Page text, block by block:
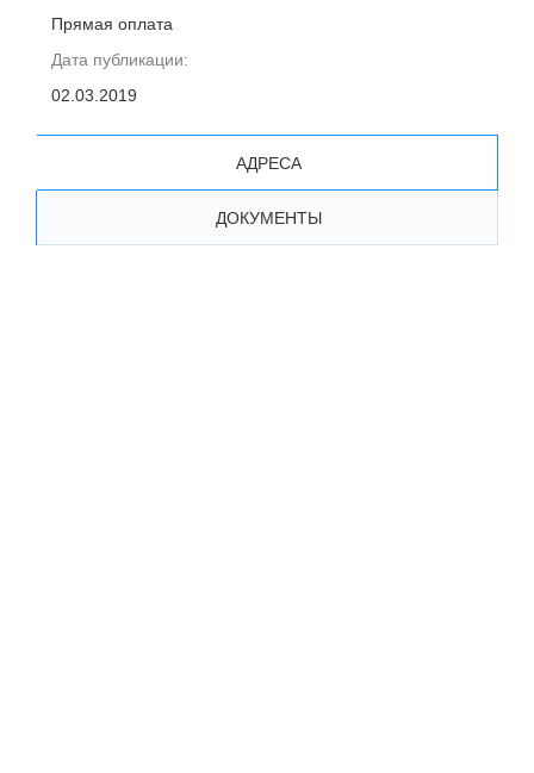
Прямая оплата
Дата публикации:
02.03.2019
АДРЕСА
ДОКУМЕНТЫ